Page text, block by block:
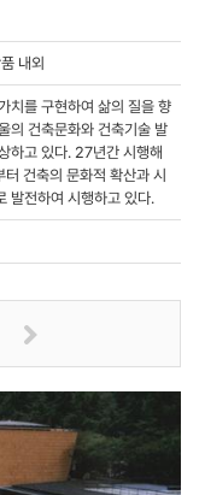
내외
치를 구현하여 삶의 질을 향
의 건축문화와 건축기술 발
하고 있다. 27년간 시행해
건축의 문화적 확산과 시
발전하여 시행하고 있다.